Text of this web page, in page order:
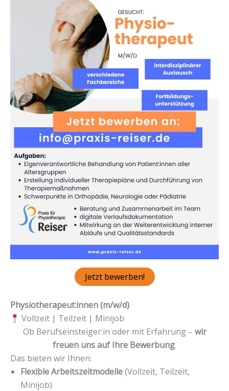
Jetzt bewerben!
Physiotherapeut:innen (m/w/d)
Vollzeit | Teilzeit | Minijob
Ob Berufseinsteiger:in oder mit Erfahrung – wir
freuen uns auf Ihre Bewerbung.
Das bieten wir Ihnen:
Flexible Arbeitszeitmodelle(Vollzeit, Teilzeit,
Minijob)